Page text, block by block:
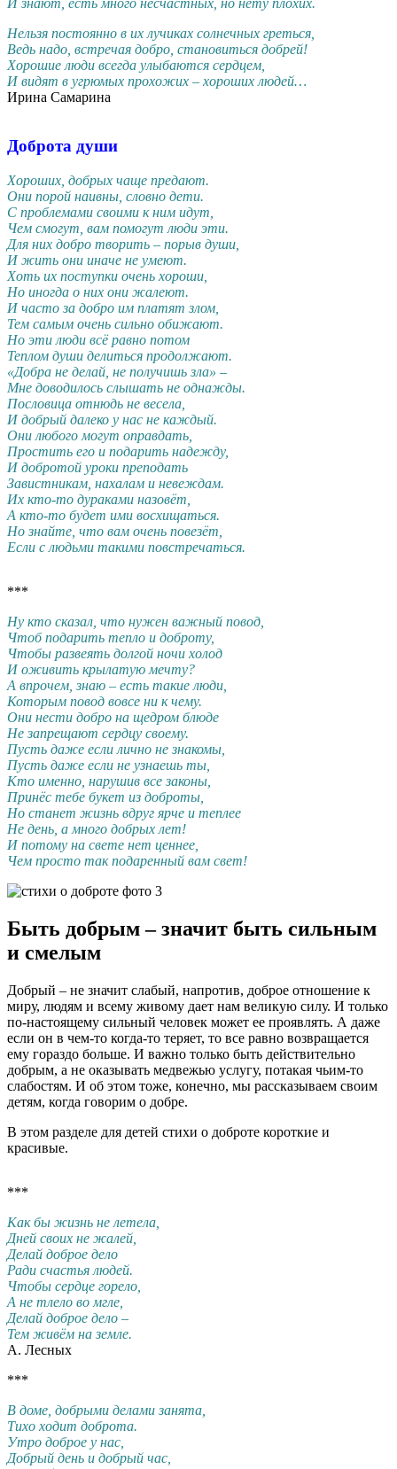
И знают, есть много несчастных, но нету плохих.
Нельзя постоянно в их лучиках солнечных греться,
Ведь надо, встречая добро, становиться добрей!
Хорошие люди всегда улыбаются сердцем,
И видят в угрюмых прохожих – хороших людей…
Ирина Самарина
Доброта души
Хороших, добрых чаще предают.
Они порой наивны, словно дети.
С проблемами своими к ним идут,
Чем смогут, вам помогут люди эти.
Для них добро творить – порыв души,
И жить они иначе не умеют.
Хоть их поступки очень хороши,
Но иногда о них они жалеют.
И часто за добро им платят злом,
Тем самым очень сильно обижают.
Но эти люди всё равно потом
Теплом души делиться продолжают.
«Добра не делай, не получишь зла» –
Мне доводилось слышать не однажды.
Пословица отнюдь не весела,
И добрый далеко у нас не каждый.
Они любого могут оправдать,
Простить его и подарить надежду,
И добротой уроки преподать
Завистникам, нахалам и невеждам.
Их кто-то дураками назовёт,
А кто-то будет ими восхищаться.
Но знайте, что вам очень повезёт,
Если с людьми такими повстречаться.
***
Ну кто сказал, что нужен важный повод,
Чтоб подарить тепло и доброту,
Чтобы развеять долгой ночи холод
И оживить крылатую мечту?
А впрочем, знаю – есть такие люди,
Которым повод вовсе ни к чему.
Они нести добро на щедром блюде
Не запрещают сердцу своему.
Пусть даже если лично не знакомы,
Пусть даже если не узнаешь ты,
Кто именно, нарушив все законы,
Принёс тебе букет из доброты,
Но станет жизнь вдруг ярче и теплее
Не день, а много добрых лет!
И потому на свете нет ценнее,
Чем просто так подаренный вам свет!
Быть добрым – значит быть сильным
и смелым
Добрый – не значит слабый, напротив, доброе отношение к
миру, людям и всему живому дает нам великую силу. И только
по-настоящему сильный человек может ее проявлять. А даже
если он в чем-то когда-то теряет, то все равно возвращается
ему гораздо больше. И важно только быть действительно
добрым, а не оказывать медвежью услугу, потакая чьим-то
слабостям. И об этом тоже, конечно, мы рассказываем своим
детям, когда говорим о добре.
В этом разделе для детей стихи о доброте короткие и
красивые.
***
Как бы жизнь не летела,
Дней своих не жалей,
Делай доброе дело
Ради счастья людей.
Чтобы сердце горело,
А не тлело во мгле,
Делай доброе дело –
Тем живём на земле.
А. Лесных
***
В доме, добрыми делами занята,
Тихо ходит доброта.
Утро доброе у нас,
Добрый день и добрый час,